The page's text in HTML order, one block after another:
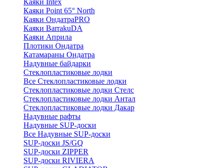
Каяки Intex
Каяки Point 65° North
Каяки ОндатраPRO
Каяки BarrakuDA
Каяки Априла
Плотики Ондатра
Катамараны Ондатра
Надувные байдарки
Стеклопластиковые лодки
Все Стеклопластиковые лодки
Стеклопластиковые лодки Стелс
Стеклопластиковые лодки Антал
Стеклопластиковые лодки Дакар
Надувные рафты
Надувные SUP-доски
Все Надувные SUP-доски
SUP-доски JS/GQ
SUP-доски ZIPPER
SUP-доски RIVIERA